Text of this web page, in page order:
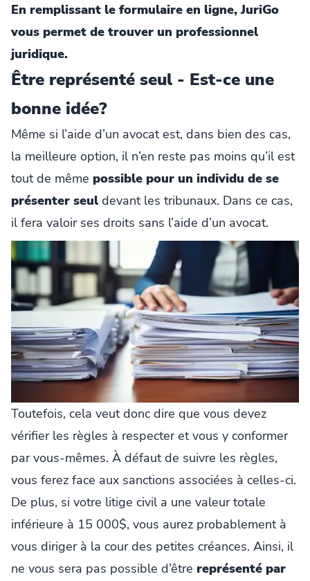
En remplissant le formulaire en ligne, JuriGo
vous permet de trouver un professionnel
juridique.
Être représenté seul - Est-ce une
bonne idée?
Même si l’aide d’un avocat est, dans bien des cas,
la meilleure option, il n’en reste pas moins qu’il est
tout de même possible pour un individu de se
présenter seul devant les tribunaux. Dans ce cas,
il fera valoir ses droits sans l’aide d’un avocat.
Toutefois, cela veut donc dire que vous devez
vérifier les règles à respecter et vous y conformer
par vous-mêmes. À défaut de suivre les règles,
vous ferez face aux sanctions associées à celles-ci.
De plus, si votre litige civil a une valeur totale
inférieure à 15 000$, vous aurez probablement à
vous diriger à la cour des petites créances. Ainsi, il
ne vous sera pas possible d’être représenté par